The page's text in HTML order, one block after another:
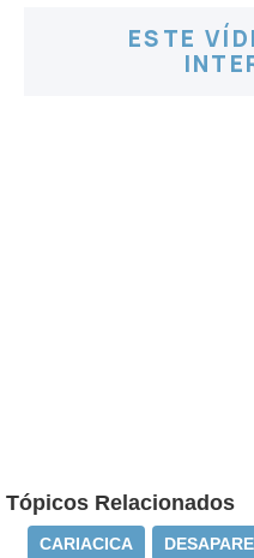
ESTE
Tópicos Relacionados
CARIACICA